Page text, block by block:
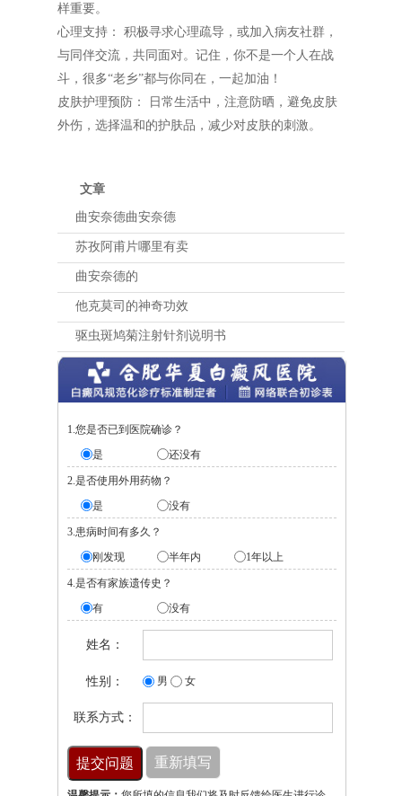
样重要。
心理支持： 积极寻求心理疏导，或加入病友社群，
与同伴交流，共同面对。记住，你不是一个人在战
斗，很多“老乡”都与你同在，一起加油！
皮肤护理预防： 日常生活中，注意防晒，避免皮肤
外伤，选择温和的护肤品，减少对皮肤的刺激。
文章
曲安奈德曲安奈德
苏孜阿甫片哪里有卖
曲安奈德的
他克莫司的神奇功效
驱虫斑鸠菊注射针剂说明书
1.您是否已到医院确诊？
是
还没有
2.是否使用外用药物？
是
没有
3.患病时间有多久？
刚发现
半年内 1年以上
4.是否有家族遗传史？
有
没有
姓名：
性别： 男 女
联系方式：